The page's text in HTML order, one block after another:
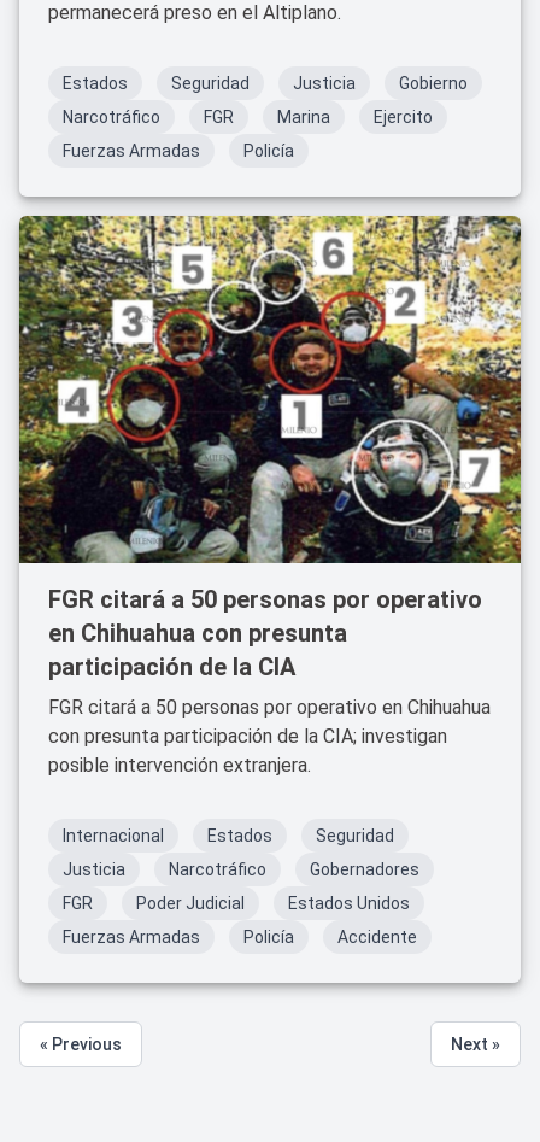
permanecerá preso en el Altiplano.
Estados Seguridad Justicia
Gobierno
Narcotráfico
FGR Marina
Ejercito
Fuerzas Armadas
Policía
FGR citará a 50 personas por operativo
en Chihuahua con presunta
participación de la CIA
FGR citará a 50 personas por operativo en Chihuahua
con presunta participación de la CIA; investigan
posible intervención extranjera.
Internacional Estados
Seguridad
Justicia
Narcotráfico
Gobernadores
FGR
Poder Judicial
Estados Unidos
Fuerzas Armadas
Policía Accidente
« Previous Next »